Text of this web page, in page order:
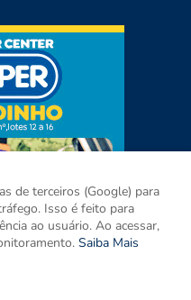
de terceiros (Google) para
Isso é feito para
ao usuário. Ao acessar,
Saiba Mais